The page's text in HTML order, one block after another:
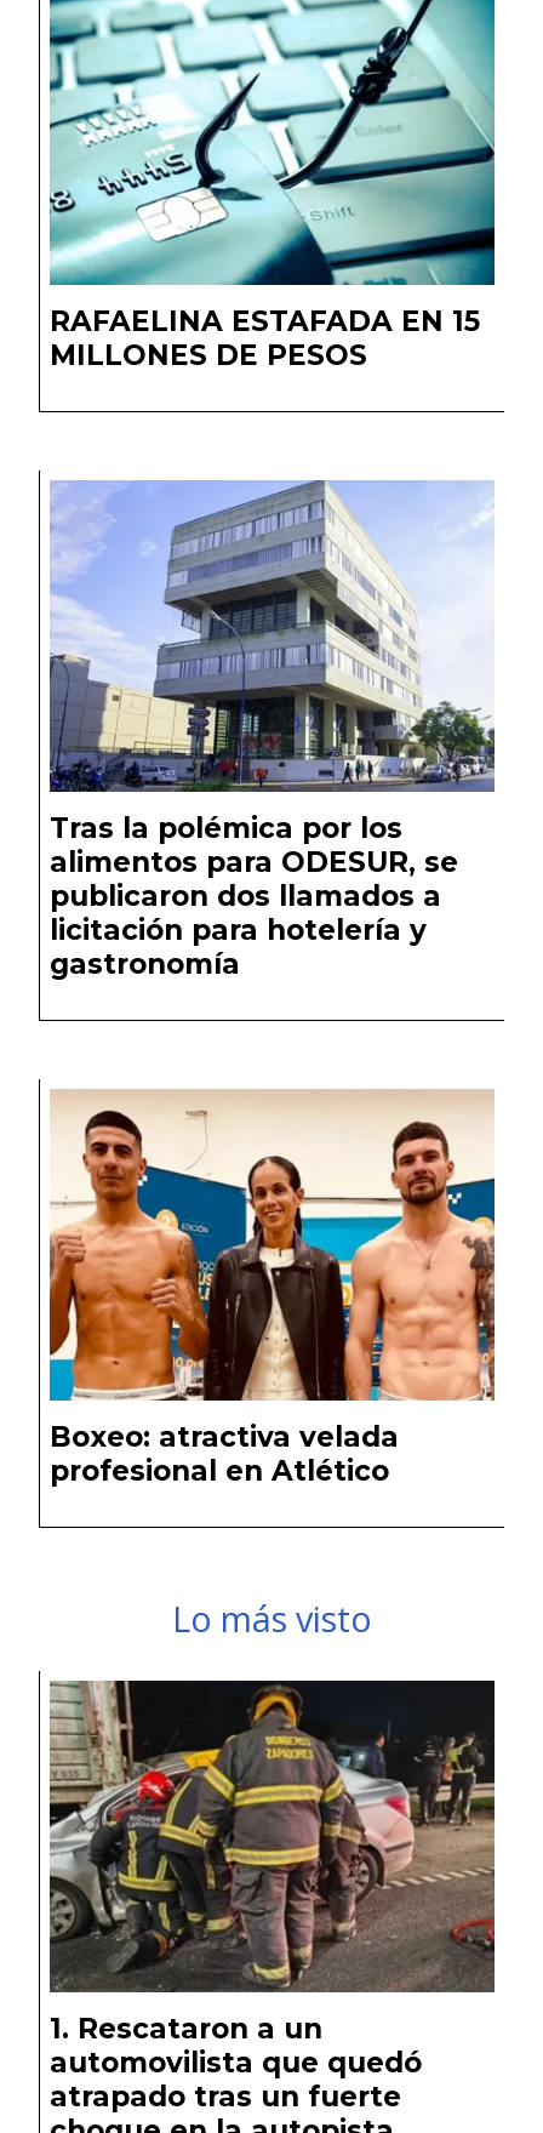
RAFAELINA ESTAFADA EN 15
MILLONES DE PESOS
Tras la polémica por los
alimentos para ODESUR, se
publicaron dos llamados a
licitación para hotelería y
gastronomía
Boxeo: atractiva velada
profesional en Atlético
Lo más visto
Rescataron a un
automovilista que quedó
atrapado tras un fuerte